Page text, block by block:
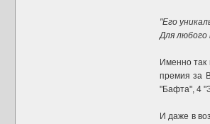
"Его
Для
Именно так
премия за
"Бафта", 4
И даже в